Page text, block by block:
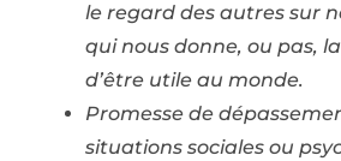
le regard des autres sur
qui nous donne, ou pas,
d’être utile au monde.
Promesse de
situations sociales ou